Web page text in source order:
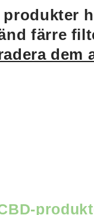
produkter
färre
dem